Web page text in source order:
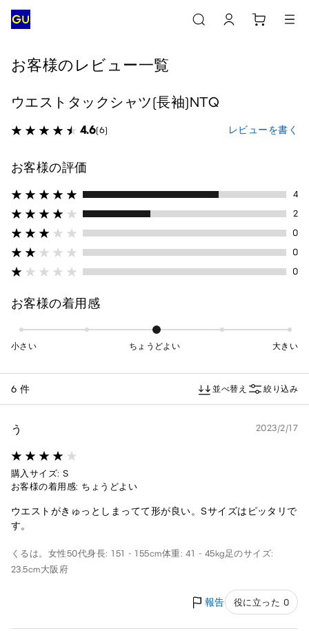
お客様のレビュー一覧
ウエストタックシャツ(長袖)NTQ
4.6(6) レビューを書く
お客様の評価
4
2
0
0
0
お客様の着用感
小さい ちょうどよい 大きい
6 件 並べ替え 絞り込み
う 2023/2/17
購入サイズ: S
お客様の着用感: ちょうどよい
ウエストがきゅっとしまってて形が良い。Sサイズはピッタリで
す。
くるは。 女性50代身長: 151 - 155cm体重: 41 - 45kg足のサイズ:
23.5cm大阪府
報告 役に立った 0